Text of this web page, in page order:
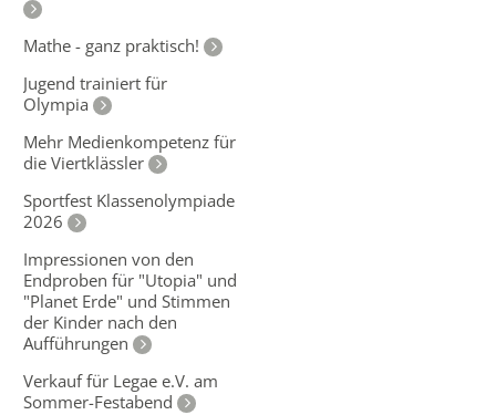
Mathe - ganz praktisch!
Jugend trainiert für
Olympia
Mehr Medienkompetenz für
die Viertklässler
Sportfest Klassenolympiade
2026
Impressionen von den
Endproben für "Utopia" und
"Planet Erde" und Stimmen
der Kinder nach den
Aufführungen
Verkauf für Legae e.V. am
Sommer-Festabend